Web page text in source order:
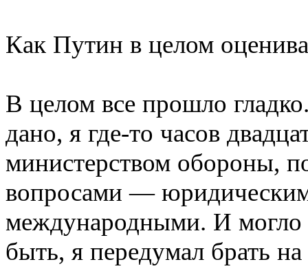
Как Путин в целом
В целом все прошло
дано, я где-то часов
министерством обороны,
вопросами —
международными. И могло
быть, я передумал брать